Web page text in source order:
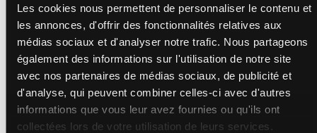
Les cookies nous permettent de personnaliser le contenu et
les annonces, d'offrir des fonctionnalités relatives aux
médias sociaux et d'analyser notre trafic. Nous partageons
également des informations sur l'utilisation de notre site
avec nos partenaires de médias sociaux, de publicité et
d'analyse, qui peuvent combiner celles-ci avec d'autres
informations que vous leur avez fournies ou qu'ils ont
collectées lors de votre utilisation de leurs services.